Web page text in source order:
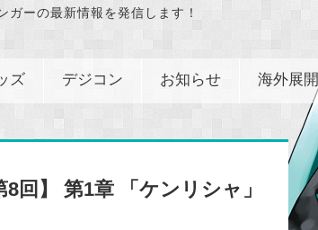
ーの最新情報を発信します！
ズ デジコン お知らせ 海外展開
回】 第1章 「ケンリシャ」